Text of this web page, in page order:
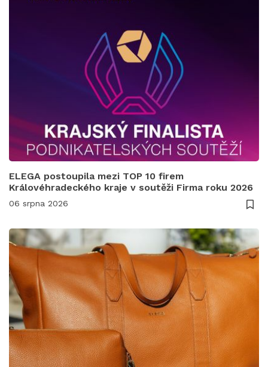
ELEGA postoupila mezi TOP 10 firem
Královéhradeckého kraje v soutěži Firma roku 2026
06 srpna 2026